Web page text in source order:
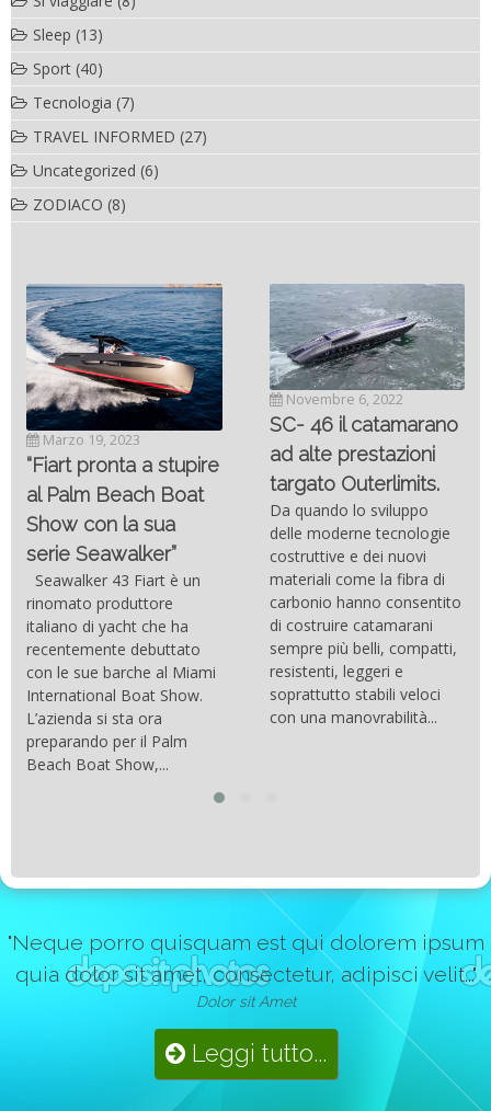
Sleep (13)
Sport (40)
Tecnologia (7)
TRAVEL INFORMED (27)
Uncategorized (6)
ZODIACO (8)
Marzo 19, 2023
“Fiart pronta a stupire
al Palm Beach Boat
Show con la sua
serie Seawalker”
Seawalker 43 Fiart è un
rinomato produttore
italiano di yacht che ha
recentemente debuttato
con le sue barche al Miami
International Boat Show.
L’azienda si sta ora
preparando per il Palm
Beach Boat Show,...
Novembre 6, 2022
SC- 46 il catamarano
ad alte prestazioni
targato Outerlimits.
Da quando lo sviluppo
delle moderne tecnologie
costruttive e dei nuovi
materiali come la fibra di
carbonio hanno consentito
di costruire catamarani
sempre più belli, compatti,
resistenti, leggeri e
soprattutto stabili veloci
con una manovrabilità...
"Neque porro quisquam est qui dolorem ipsum
quia dolor sit amet, consectetur, adipisci velit..."
Dolor sit Amet
Leggi tutto...